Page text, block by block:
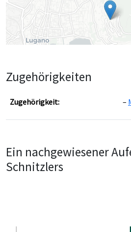
Zugehörigkeiten
Zugehörigkeit:
Ein nachgewiesener
Schnitzlers